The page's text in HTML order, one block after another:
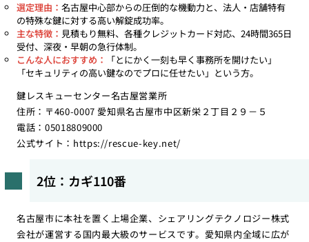
選定理由： 名古屋中心部からの圧倒的な機動力と、法人・店舗特有
の特殊な鍵に対する高い解錠成功率。
主な特徴： 見積もり無料、各種クレジットカード対応、24時間365日
受付、深夜・早朝の急行体制。
こんな人におすすめ：
「とにかく一刻も早く事務所を開けたい」
「セキュリティの高い鍵なのでプロに任せたい」という方。
鍵レスキューセンター名古屋営業所
住所：〒460-0007 愛知県名古屋市中区新栄２丁目２９－５
電話：05018809000
公式サイト： https://rescue-key.net/
2位：カギ110番
名古屋市に本社を置く上場企業、シェアリングテクノロジー株式
会社が運営する国内最大級のサービスです。愛知県内全域に広が